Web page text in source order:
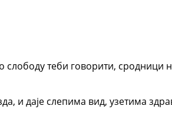
теби говорити, сродници
и даје слепима вид, узетима